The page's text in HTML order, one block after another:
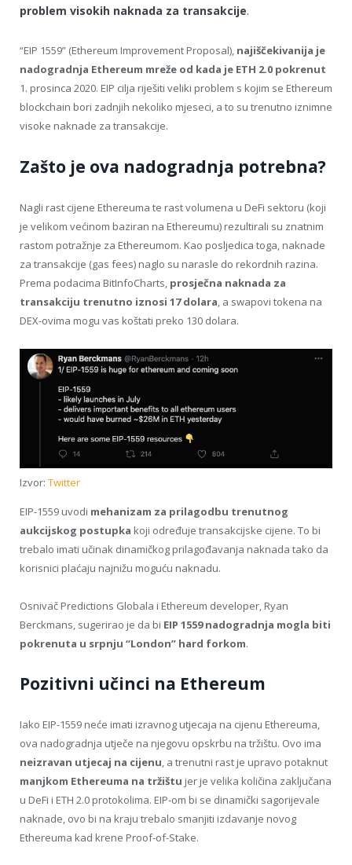
problem visokih naknada za transakcije.
“EIP 1559” (Ethereum Improvement Proposal), najiščekivanija je
nadogradnja Ethereum mreže od kada je ETH 2.0 pokrenut
1. prosinca 2020. EIP cilja riješiti veliki problem s kojim se Ethereum
blockchain bori zadnjih nekoliko mjeseci, a to su trenutno iznimne
visoke naknade za transakcije.
Zašto je ova nadogradnja potrebna?
Nagli rast cijene Ethereuma te rast volumena u DeFi sektoru (koji
je velikom većinom baziran na Ethereumu) rezultirali su znatnim
rastom potražnje za Ethereumom. Kao posljedica toga, naknade
za transakcije (gas fees) naglo su narasle do rekordnih razina.
Prema podacima BitInfoCharts, prosječna naknada za
transakciju trenutno iznosi 17 dolara, a swapovi tokena na
DEX-ovima mogu vas koštati preko 130 dolara.
Izvor: Twitter
EIP-1559 uvodi mehanizam za prilagodbu trenutnog
aukcijskog postupka koji određuje transakcijske cijene. To bi
trebalo imati učinak dinamičkog prilagođavanja naknada tako da
korisnici plaćaju najnižu moguću naknadu.
Osnivač Predictions Globala i Ethereum developer, Ryan
Berckmans, sugerirao je da bi EIP 1559 nadogradnja mogla biti
pokrenuta u srpnju “London” hard forkom.
Pozitivni učinci na Ethereum
Iako EIP-1559 neće imati izravnog utjecaja na cijenu Ethereuma,
ova nadogradnja utječe na njegovu opskrbu na tržištu. Ovo ima
neizravan utjecaj na cijenu, a trenutni rast je upravo potaknut
manjkom Ethereuma na tržištu jer je velika količina zaključana
u DeFi i ETH 2.0 protokolima. EIP-om bi se dinamički sagorijevale
naknade, ovo bi na kraju trebalo smanjiti izdavanje novog
Ethereuma kad krene Proof-of-Stake.